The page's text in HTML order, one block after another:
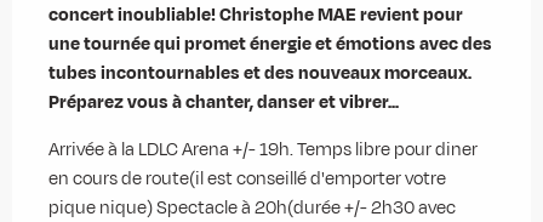
concert inoubliable! Christophe MAE revient pour
une tournée qui promet énergie et émotions avec des
tubes incontournables et des nouveaux morceaux.
Préparez vous à chanter, danser et vibrer...
Arrivée à la LDLC Arena +/- 19h. Temps libre pour diner
en cours de route(il est conseillé d'emporter votre
pique nique) Spectacle à 20h(durée +/- 2h30 avec